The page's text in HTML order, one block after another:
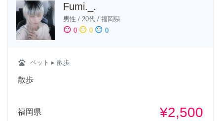
Fumi._.
男性 / 20代 / 福岡県
sentiment_satisfied 0 sentiment_neutral 0 sentiment_dissatisfied 0
pets ペット ▸ 散歩
散歩
福岡県 ¥2,500